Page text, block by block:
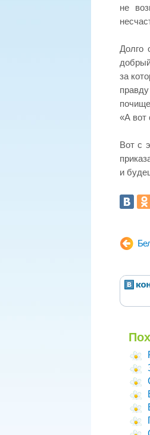
не
Долго
за
«А вот
Вот с
и